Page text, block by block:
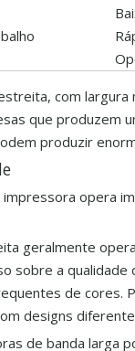
com
que produzem
produzir
impressora opera
geralmente
sobre a
de
designs
de banda larga